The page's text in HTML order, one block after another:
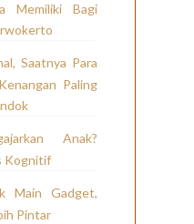
Memiliki Bagi
Saatnya Para
Paling
Anak?
Kognitif
Main Gadget,
Pintar